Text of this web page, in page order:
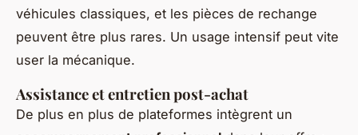
véhicules classiques, et les pièces de rechange
peuvent être plus rares. Un usage intensif peut vite
user la mécanique.
Assistance et entretien post-achat
De plus en plus de plateformes intègrent un